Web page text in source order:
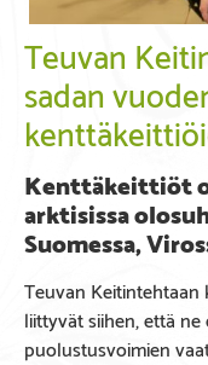
Teuvan
sadan
Kenttäkeittiöt
arktisissa
Suomessa,
Teuvan
liittyvät siihen, että
puolustusvoimien